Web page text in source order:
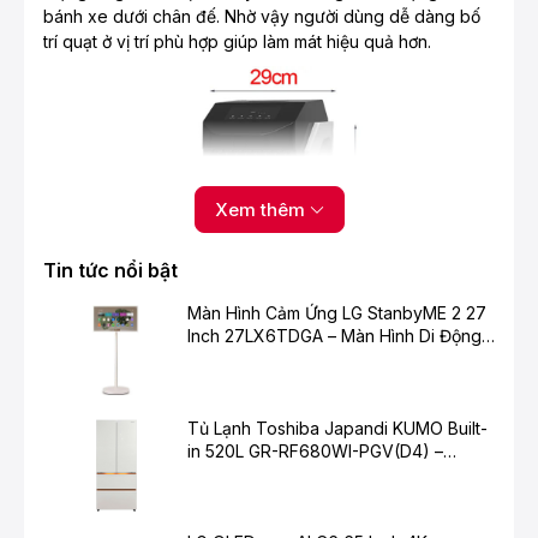
bánh xe dưới chân đế. Nhờ vậy người dùng dễ dàng bố
trí quạt ở vị trí phù hợp giúp làm mát hiệu quả hơn.
Xem thêm
Tin tức nổi bật
Màn Hình Cảm Ứng LG StanbyME 2 27
Inch 27LX6TDGA – Màn Hình Di Động
Tủ Lạnh Toshiba Japandi KUMO Built-
in 520L GR-RF680WI-PGV(D4) –